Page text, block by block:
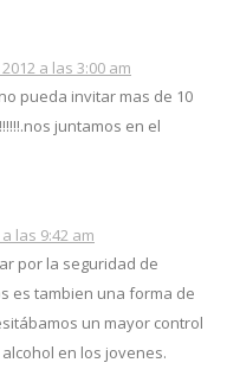
a las 3:00 am
pueda invitar mas de 10
juntamos en el
las 9:42 am
por la seguridad de
es tambien una forma de
un mayor control
en los jovenes.